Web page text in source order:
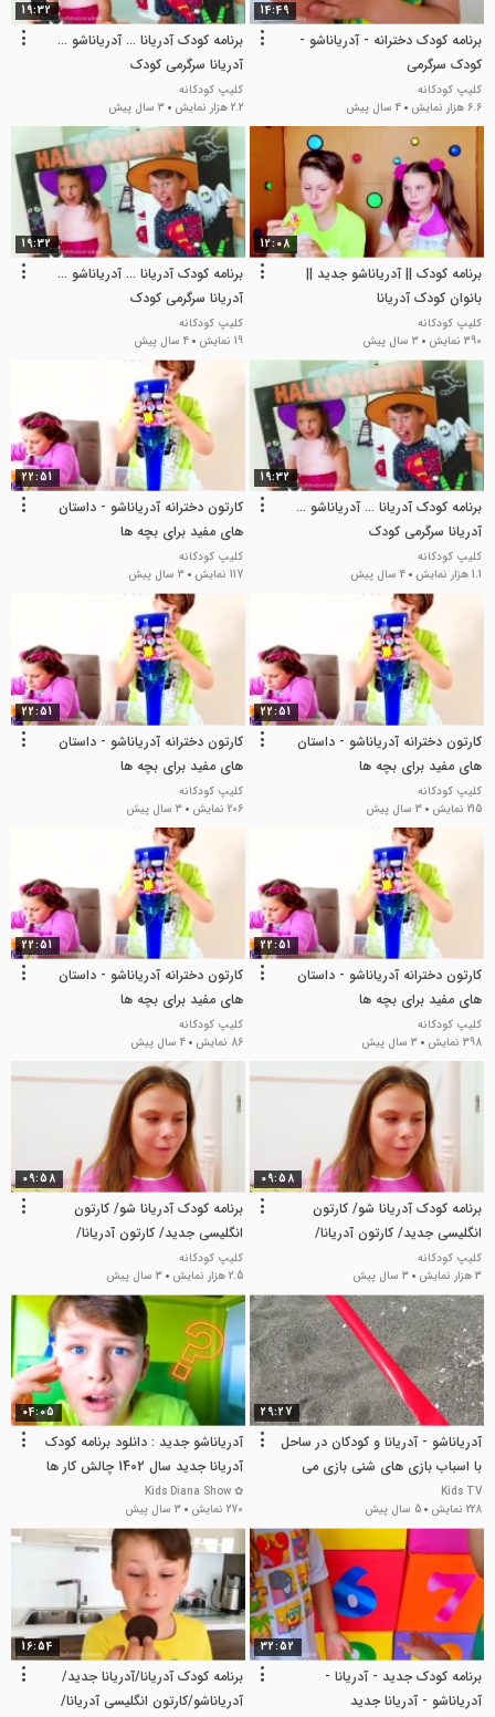
14:49
برنامه کودک دخترانه - آدریاناشو -
کودک سرگرمی
کلیپ کودکانه
6.6 هزار نمایش
4 سال پیش
19:32
برنامه کودک آدریانا ... آدریاناشو ...
آدریانا سرگرمی کودک
کلیپ کودکانه
2.2 هزار نمایش
3 سال پیش
12:08
برنامه کودک || آدریاناشو جدید ||
بانوان کودک آدریانا
کلیپ کودکانه
390 نمایش
3 سال پیش
19:32
برنامه کودک آدریانا ... آدریاناشو ...
آدریانا سرگرمی کودک
کلیپ کودکانه
19 نمایش
4 سال پیش
19:32
برنامه کودک آدریانا ... آدریاناشو ...
آدریانا سرگرمی کودک
کلیپ کودکانه
1.1 هزار نمایش
4 سال پیش
22:51
کارتون دخترانه آدریاناشو - داستان
های مفید برای بچه ها
کلیپ کودکانه
117 نمایش
3 سال پیش
22:51
کارتون دخترانه آدریاناشو - داستان
های مفید برای بچه ها
کلیپ کودکانه
215 نمایش
3 سال پیش
22:51
کارتون دخترانه آدریاناشو - داستان
های مفید برای بچه ها
کلیپ کودکانه
206 نمایش
3 سال پیش
22:51
کارتون دخترانه آدریاناشو - داستان
های مفید برای بچه ها
کلیپ کودکانه
398 نمایش
3 سال پیش
22:51
کارتون دخترانه آدریاناشو - داستان
های مفید برای بچه ها
کلیپ کودکانه
86 نمایش
4 سال پیش
09:58
برنامه کودک آدریانا شو/ کارتون
انگلیسی جدید/ کارتون آدریانا/
آدریاناشو
کلیپ کودکانه
3 هزار نمایش
3 سال پیش
09:58
برنامه کودک آدریانا شو/ کارتون
انگلیسی جدید/ کارتون آدریانا/
آدریاناشو
کلیپ کودکانه
2.5 هزار نمایش
3 سال پیش
29:27
آدریاناشو - آدریانا و کودکان در ساحل
با اسباب بازی های شنی بازی می
کنند!
Kids TV
228 نمایش
5 سال پیش
04:05
آدریاناشو جدید : دانلود برنامه کودک
آدریانا جدید سال 1402 چالش کار ها
✿ Kids Diana Show
270 نمایش
3 سال پیش
32:52
برنامه کودک جدید - آدریانا -
آدریاناشو - آدریانا جدید
16:54
برنامه کودک آدریانا/آدریانا جدید/
آدریاناشو/کارتون انگلیسی آدریانا/